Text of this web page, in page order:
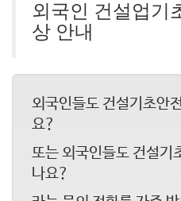
외국인 건설업기
상 안내
외국인들도 건설기초안
요?
또는 외국인들도 건설기
나요?